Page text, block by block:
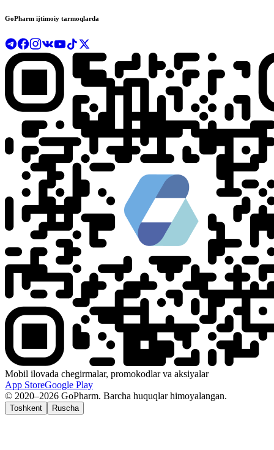
GoPharm ijtimoiy tarmoqlarda
Mobil ilovada chegirmalar, promokodlar va aksiyalar
App StoreGoogle Play
© 2020–2026 GoPharm. Barcha huquqlar himoyalangan.
Toshkent Ruscha